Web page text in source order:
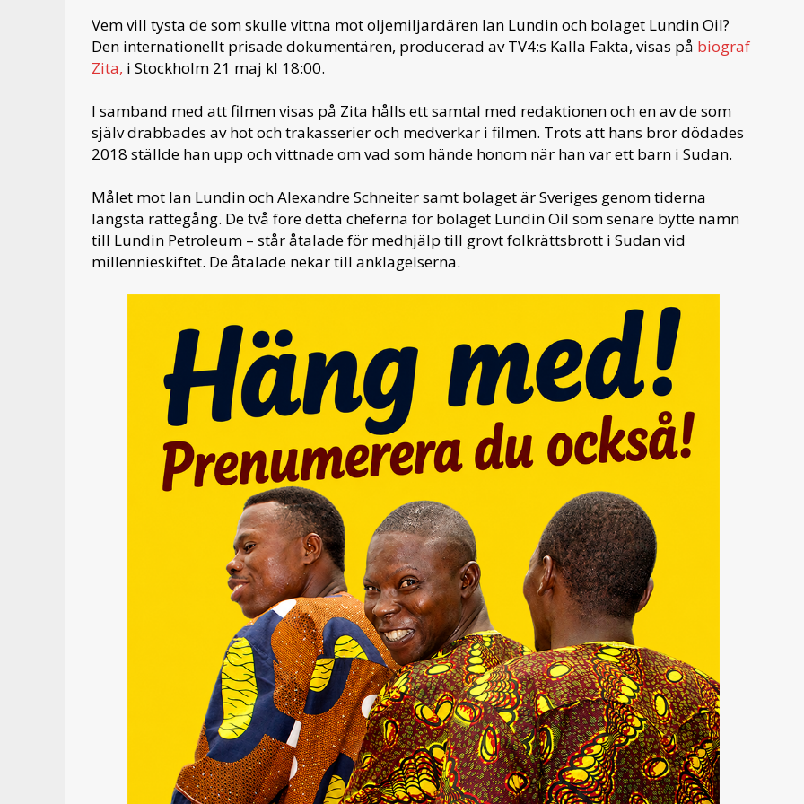
Vem vill tysta de som skulle vittna mot oljemiljardären Ian Lundin och bolaget Lundin Oil?
Den internationellt prisade dokumentären, producerad av TV4:s Kalla Fakta, visas på biograf
Zita, i Stockholm 21 maj kl 18:00.
I samband med att filmen visas på Zita hålls ett samtal med redaktionen och en av de som
själv drabbades av hot och trakasserier och medverkar i filmen. Trots att hans bror dödades
2018 ställde han upp och vittnade om vad som hände honom när han var ett barn i Sudan.
Målet mot Ian Lundin och Alexandre Schneiter samt bolaget är Sveriges genom tiderna
längsta rättegång. De två före detta cheferna för bolaget Lundin Oil som senare bytte namn
till Lundin Petroleum – står åtalade för medhjälp till grovt folkrättsbrott i Sudan vid
millennieskiftet. De åtalade nekar till anklagelserna.